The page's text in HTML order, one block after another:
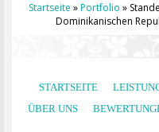
Startseite »Portfolio »
Dominikanischen
STARTSEITE
ÜBER UNS